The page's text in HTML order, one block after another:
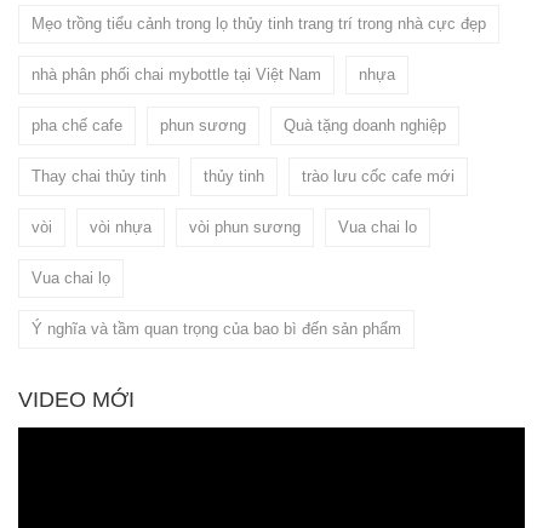
Mẹo trồng tiểu cảnh trong lọ thủy tinh trang trí trong nhà cực đẹp
nhà phân phối chai mybottle tại Việt Nam nhựa
pha chế cafe phun sương Quà tặng doanh nghiệp
Thay chai thủy tinh thủy tinh trào lưu cốc cafe mới
vòi vòi nhựa vòi phun sương Vua chai lo
Vua chai lọ
Ý nghĩa và tầm quan trọng của bao bì đến sản phẩm
VIDEO MỚI